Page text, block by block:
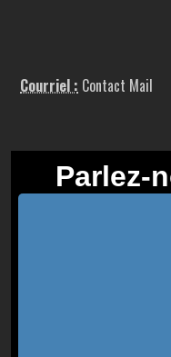
Courriel : Contact Mail